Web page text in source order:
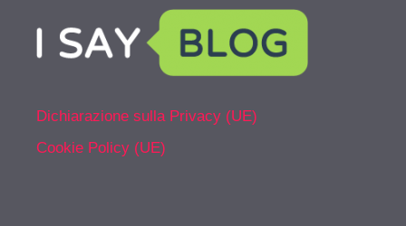
Dichiarazione sulla Privacy (UE)
Cookie Policy (UE)